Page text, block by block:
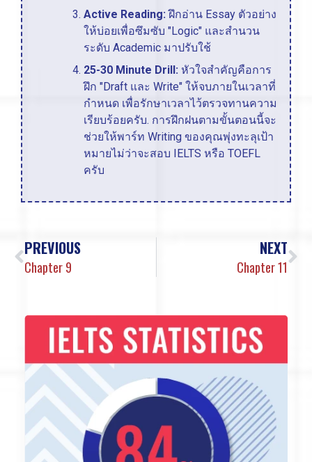
Active Reading: ฝึกอ่าน Essay ตัวอย่าง
ให้บ่อยเพื่อซึมซับ "Logic" และสำนวน
ระดับ Academic มาปรับใช้
25-30 Minute Drill: หัวใจสำคัญคือการ
ฝึก "Draft และ Write" ให้จบภายในเวลาที่
กำหนด เพื่อรักษาเวลาไว้ตรวจทานความ
เรียบร้อยครับ. การฝึกฝนตามขั้นตอนนี้จะ
ช่วยให้พาร์ท Writing ของคุณพุ่งทะลุเป้า
หมายไม่ว่าจะสอบ IELTS หรือ TOEFL
ครับ
PREVIOUS
Chapter 9
NEXT
Chapter 11